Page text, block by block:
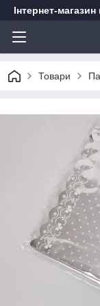
Інтернет-
Товари